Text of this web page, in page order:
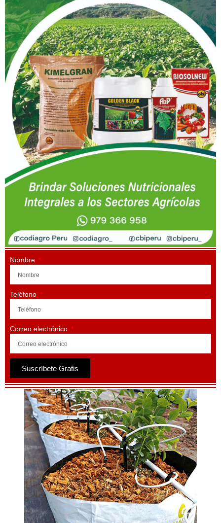
Nombre
Teléfono
Correo electrónico
Suscríbete Gratis